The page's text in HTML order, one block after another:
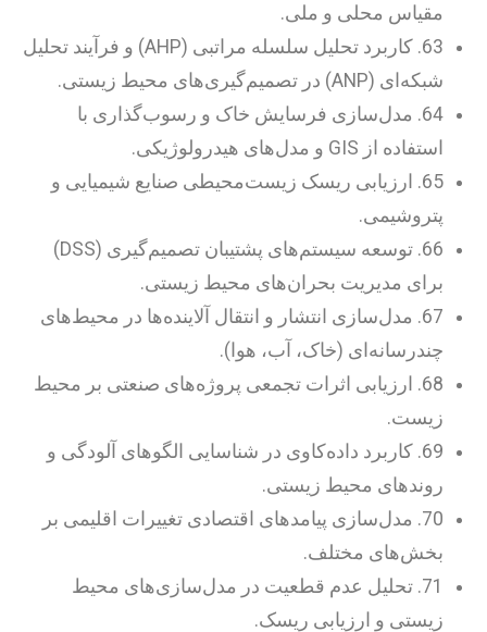
مقیاس محلی و ملی.
63. کاربرد تحلیل سلسله مراتبی (AHP) و فرآیند تحلیل
شبکه‌ای (ANP) در تصمیم‌گیری‌های محیط زیستی.
64. مدل‌سازی فرسایش خاک و رسوب‌گذاری با
استفاده از GIS و مدل‌های هیدرولوژیکی.
65. ارزیابی ریسک زیست‌محیطی صنایع شیمیایی و
پتروشیمی.
66. توسعه سیستم‌های پشتیبان تصمیم‌گیری (DSS)
برای مدیریت بحران‌های محیط زیستی.
67. مدل‌سازی انتشار و انتقال آلاینده‌ها در محیط‌های
چندرسانه‌ای (خاک، آب، هوا).
68. ارزیابی اثرات تجمعی پروژه‌های صنعتی بر محیط
زیست.
69. کاربرد داده‌کاوی در شناسایی الگوهای آلودگی و
روندهای محیط زیستی.
70. مدل‌سازی پیامدهای اقتصادی تغییرات اقلیمی بر
بخش‌های مختلف.
71. تحلیل عدم قطعیت در مدل‌سازی‌های محیط
زیستی و ارزیابی ریسک.